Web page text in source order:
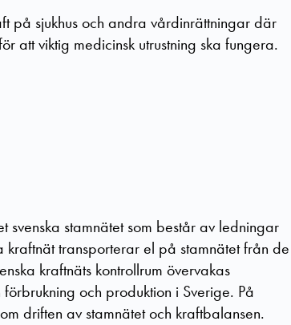
på sjukhus och andra vårdinrättningar där
att viktig medicinsk utrustning ska fungera.
svenska stamnätet som består av ledningar
transporterar el på stamnätet från de
kraftnäts kontrollrum övervakas
och produktion i Sverige. På
driften av stamnätet och kraftbalansen.